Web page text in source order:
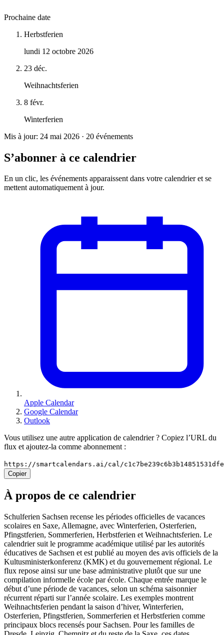
Prochaine date
Herbstferien
lundi 12 octobre 2026
23 déc.
Weihnachtsferien
8 févr.
Winterferien
Mis à jour: 24 mai 2026 · 20 événements
S’abonner à ce calendrier
En un clic, les événements apparaissent dans votre calendrier et se
mettent automatiquement à jour.
Apple Calendar
Google Calendar
Outlook
Vous utilisez une autre application de calendrier ? Copiez l’URL du
flux et ajoutez-la comme abonnement :
https://smartcalendars.ai/cal/
Copier
À propos de ce calendrier
Schulferien Sachsen recense les périodes officielles de vacances
scolaires en Saxe, Allemagne, avec Winterferien, Osterferien,
Pfingstferien, Sommerferien, Herbstferien et Weihnachtsferien. Le
calendrier suit le programme académique utilisé par les autorités
éducatives de Sachsen et est publié au moyen des avis officiels de la
Kultusministerkonferenz (KMK) et du gouvernement régional. Le
flux repose ainsi sur une base administrative plutôt que sur une
compilation informelle école par école. Chaque entrée marque le
début d’une période de vacances, selon un schéma saisonnier
récurrent réparti sur l’année scolaire. Les exemples montrent
Weihnachtsferien pendant la saison d’hiver, Winterferien,
Osterferien, Pfingstferien, Sommerferien et Herbstferien comme
principaux blocs recensés pour Sachsen. Pour les familles de